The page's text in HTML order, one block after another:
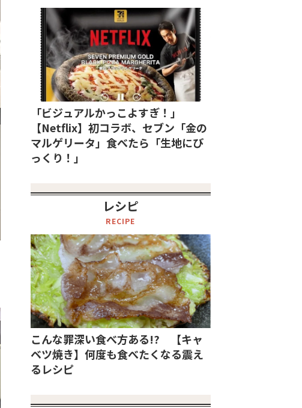
「ビジュアルかっこよすぎ！」
【Netflix】初コラボ、セブン「金の
マルゲリータ」食べたら「生地にび
っくり！」
レシピ
RECIPE
こんな罪深い食べ方ある!? 【キャ
ベツ焼き】何度も食べたくなる震え
るレシピ